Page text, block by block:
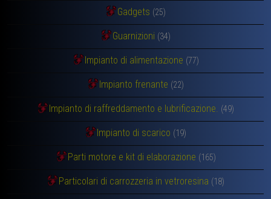
Gadgets (25)
Guarnizioni (34)
Impianto di alimentazione (77)
Impianto frenante (22)
Impianto di raffreddamento e lubrificazione. (49)
Impianto di scarico (19)
Parti motore e kit di elaborazione (165)
Particolari di carrozzeria in vetroresina (18)